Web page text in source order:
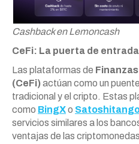
Cashback en Lemoncash
CeFi: La puerta de
Las plataformas de
(CeFi)actúan como un
tradicional y el cripto. Estas
como BingXo
servicios similares a los
ventajas de las